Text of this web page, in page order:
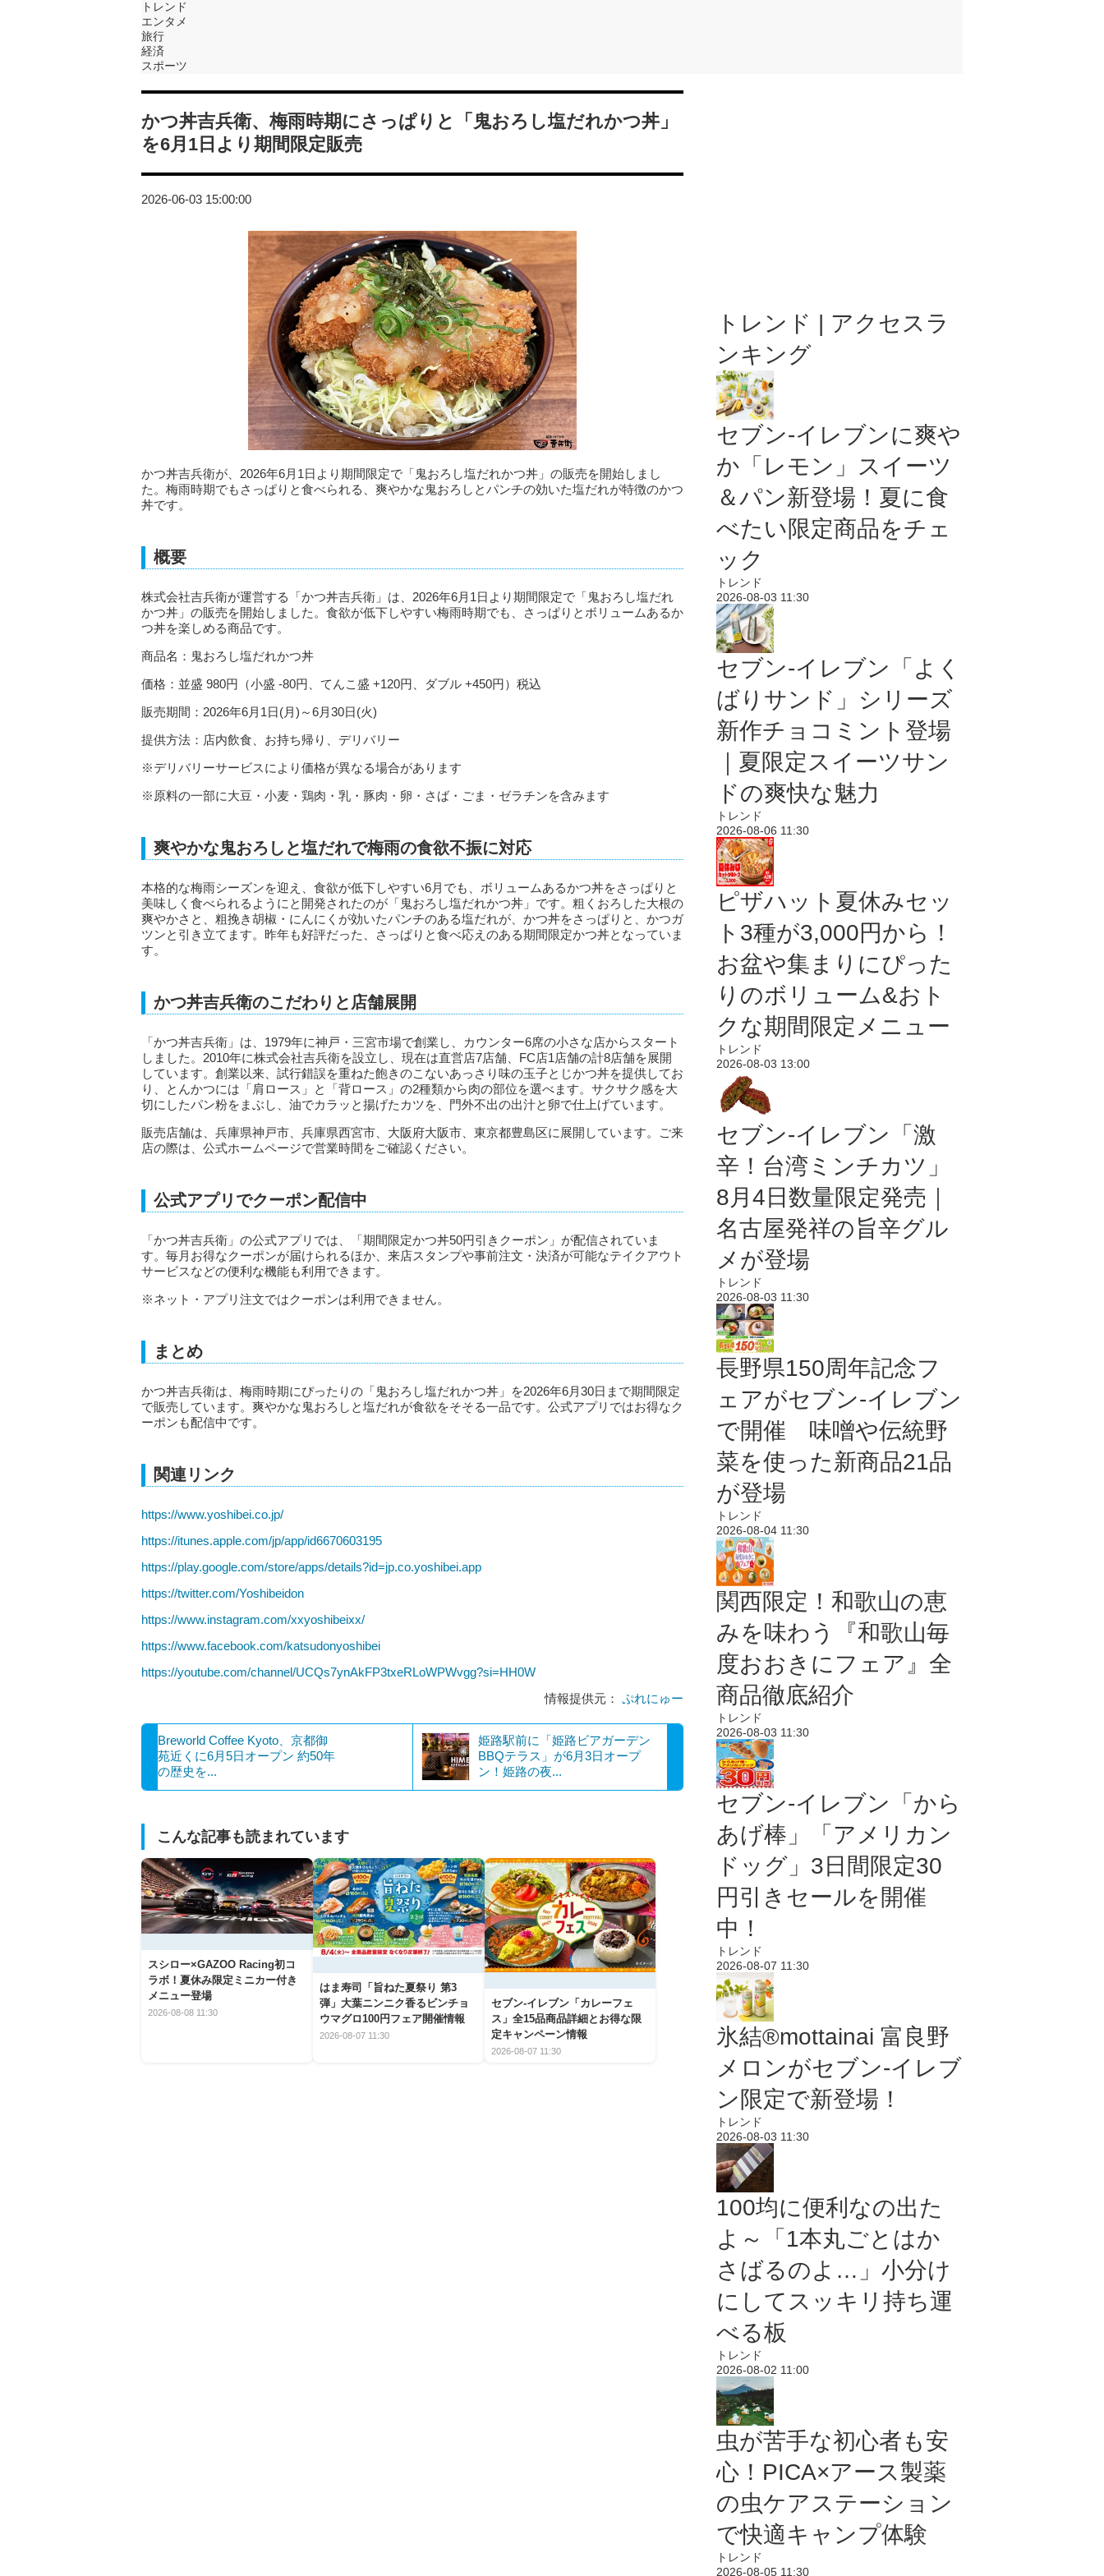
トレンド
エンタメ
旅行
経済
スポーツ
かつ丼吉兵衛、梅雨時期にさっぱりと「鬼おろし塩だれかつ丼」
を6月1日より期間限定販売
2026-06-03 15:00:00
かつ丼吉兵衛が、2026年6月1日より期間限定で「鬼おろし塩だれかつ丼」の販売を開始しまし
た。梅雨時期でもさっぱりと食べられる、爽やかな鬼おろしとパンチの効いた塩だれが特徴のかつ
丼です。
概要
株式会社吉兵衛が運営する「かつ丼吉兵衛」は、2026年6月1日より期間限定で「鬼おろし塩だれ
かつ丼」の販売を開始しました。食欲が低下しやすい梅雨時期でも、さっぱりとボリュームあるか
つ丼を楽しめる商品です。
商品名：鬼おろし塩だれかつ丼
価格：並盛 980円（小盛 -80円、てんこ盛 +120円、ダブル +450円）税込
販売期間：2026年6月1日(月)～6月30日(火)
提供方法：店内飲食、お持ち帰り、デリバリー
※デリバリーサービスにより価格が異なる場合があります
※原料の一部に大豆・小麦・鶏肉・乳・豚肉・卵・さば・ごま・ゼラチンを含みます
爽やかな鬼おろしと塩だれで梅雨の食欲不振に対応
本格的な梅雨シーズンを迎え、食欲が低下しやすい6月でも、ボリュームあるかつ丼をさっぱりと
美味しく食べられるようにと開発されたのが「鬼おろし塩だれかつ丼」です。粗くおろした大根の
爽やかさと、粗挽き胡椒・にんにくが効いたパンチのある塩だれが、かつ丼をさっぱりと、かつガ
ツンと引き立てます。昨年も好評だった、さっぱりと食べ応えのある期間限定かつ丼となっていま
す。
かつ丼吉兵衛のこだわりと店舗展開
「かつ丼吉兵衛」は、1979年に神戸・三宮市場で創業し、カウンター6席の小さな店からスタート
しました。2010年に株式会社吉兵衛を設立し、現在は直営店7店舗、FC店1店舗の計8店舗を展開
しています。創業以来、試行錯誤を重ねた飽きのこないあっさり味の玉子とじかつ丼を提供してお
り、とんかつには「肩ロース」と「背ロース」の2種類から肉の部位を選べます。サクサク感を大
切にしたパン粉をまぶし、油でカラッと揚げたカツを、門外不出の出汁と卵で仕上げています。
販売店舗は、兵庫県神戸市、兵庫県西宮市、大阪府大阪市、東京都豊島区に展開しています。ご来
店の際は、公式ホームページで営業時間をご確認ください。
公式アプリでクーポン配信中
「かつ丼吉兵衛」の公式アプリでは、「期間限定かつ丼50円引きクーポン」が配信されていま
す。毎月お得なクーポンが届けられるほか、来店スタンプや事前注文・決済が可能なテイクアウト
サービスなどの便利な機能も利用できます。
※ネット・アプリ注文ではクーポンは利用できません。
まとめ
かつ丼吉兵衛は、梅雨時期にぴったりの「鬼おろし塩だれかつ丼」を2026年6月30日まで期間限定
で販売しています。爽やかな鬼おろしと塩だれが食欲をそそる一品です。公式アプリではお得なク
ーポンも配信中です。
関連リンク
https://www.yoshibei.co.jp/
https://itunes.apple.com/jp/app/id6670603195
https://play.google.com/store/apps/details?id=jp.co.yoshibei.app
https://twitter.com/Yoshibeidon
https://www.instagram.com/xxyoshibeixx/
https://www.facebook.com/katsudonyoshibei
https://youtube.com/channel/UCQs7ynAkFP3txeRLoWPWvgg?si=HH0W
情報提供元： ぷれにゅー
Breworld Coffee Kyoto、京都御
苑近くに6月5日オープン 約50年
の歴史を...
姫路駅前に「姫路ビアガーデン
BBQテラス」が6月3日オープ
ン！姫路の夜...
こんな記事も読まれています
スシロー×GAZOO Racing初コ
ラボ！夏休み限定ミニカー付き
メニュー登場
2026-08-08 11:30
はま寿司「旨ねた夏祭り 第3
弾」大葉ニンニク香るビンチョ
ウマグロ100円フェア開催情報
2026-08-07 11:30
セブン‐イレブン「カレーフェ
ス」全15品商品詳細とお得な限
定キャンペーン情報
2026-08-07 11:30
トレンド | アクセスラ
ンキング
セブン‐イレブンに爽や
か「レモン」スイーツ
＆パン新登場！夏に食
べたい限定商品をチェ
ック
トレンド
2026-08-03 11:30
セブン‐イレブン「よく
ばりサンド」シリーズ
新作チョコミント登場
｜夏限定スイーツサン
ドの爽快な魅力
トレンド
2026-08-06 11:30
ピザハット夏休みセッ
ト3種が3,000円から！
お盆や集まりにぴった
りのボリューム&おト
クな期間限定メニュー
トレンド
2026-08-03 13:00
セブン-イレブン「激
辛！台湾ミンチカツ」
8月4日数量限定発売｜
名古屋発祥の旨辛グル
メが登場
トレンド
2026-08-03 11:30
長野県150周年記念フ
ェアがセブン-イレブン
で開催 味噌や伝統野
菜を使った新商品21品
が登場
トレンド
2026-08-04 11:30
関西限定！和歌山の恵
みを味わう『和歌山毎
度おおきにフェア』全
商品徹底紹介
トレンド
2026-08-03 11:30
セブン‐イレブン「から
あげ棒」「アメリカン
ドッグ」3日間限定30
円引きセールを開催
中！
トレンド
2026-08-07 11:30
氷結®mottainai 富良野
メロンがセブン‐イレブ
ン限定で新登場！
トレンド
2026-08-03 11:30
100均に便利なの出た
よ～「1本丸ごとはか
さばるのよ…」小分け
にしてスッキリ持ち運
べる板
トレンド
2026-08-02 11:00
虫が苦手な初心者も安
心！PICA×アース製薬
の虫ケアステーション
で快適キャンプ体験
トレンド
2026-08-05 11:30